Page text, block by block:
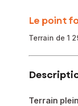
Le point
Terrain de 1
Terrain